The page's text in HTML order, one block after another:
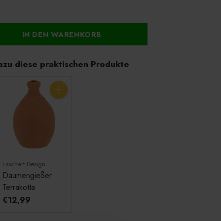
IN DEN WARENKORB
diese praktischen Produkte
Anzahl
Esschert Design
Daumengießer
Terrakotta
€12,99